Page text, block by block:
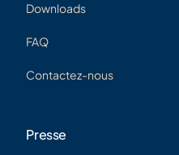
Downloads
FAQ
Contactez-nous
Presse